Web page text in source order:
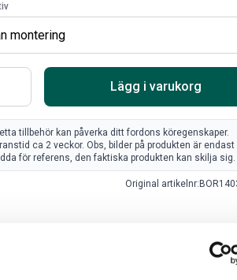
SVARTA RAM
FRAMDÖRRAR
Lägg i varukorg
tillbehör kan påverka ditt fordons köregenskaper.
ca 2 veckor. Obs, bilder på produkten är endast
för referens, den faktiska produkten kan skilja sig.
Original artikelnr: